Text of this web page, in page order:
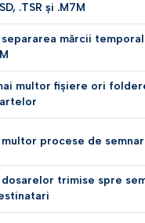
.TSR și .M7M
mărcii
multor fișiere ori
procese de
trimise spre